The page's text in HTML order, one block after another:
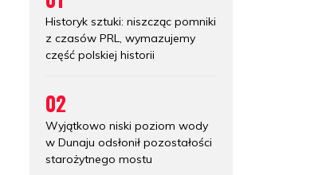
Historyk sztuki: niszcząc pomniki
z czasów PRL, wymazujemy
część polskiej historii
02
Wyjątkowo niski poziom wody
w Dunaju odsłonił pozostałości
starożytnego mostu